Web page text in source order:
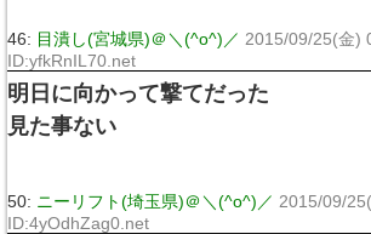
46: 目潰し(宮城県)＠＼(^o^)／ 2015/09/25(金)
ID:yfkRnIL70.net
明日に向かって撃てだった
見た事ない
50: ニーリフト(埼玉県)＠＼(^o^)／ 2015/09/
ID:4yOdhZag0.net